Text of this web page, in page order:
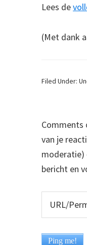
Lees de
(Met dank
Filed Under:
Comments
van je
moderatie)
bericht en